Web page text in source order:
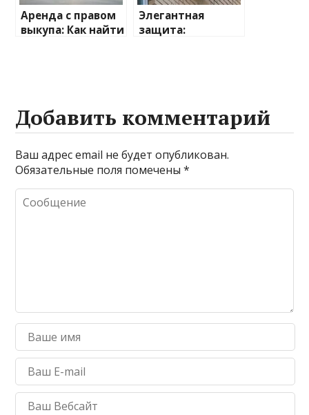
Аренда с правом
выкупа: Как найти
Элегантная
защита:
Добавить комментарий
Ваш адрес email не будет опубликован.
Обязательные поля помечены*